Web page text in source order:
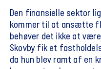
Den finansielle sektor
kommer til at ansætte
behøver det ikke at
Skovby fik et
da hun blev ramt af en